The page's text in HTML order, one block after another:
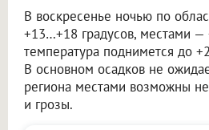
В воскресенье ночью по
+13…+18 градусов, местами
температура поднимется до
В основном осадков не
региона местами возможны
и грозы.